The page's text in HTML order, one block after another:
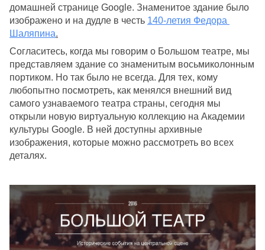
домашней странице Google. Знаменитое здание было
изображено и на дудле в честь 140-летия Федора
Шаляпина.
Согласитесь, когда мы говорим о Большом театре, мы
представляем здание со знаменитым восьмиколонным
портиком. Но так было не всегда. Для тех, кому
любопытно посмотреть, как менялся внешний вид
самого узнаваемого театра страны, сегодня мы
открыли новую виртуальную коллекцию на Академии
культуры Google. В ней доступны архивные
изображения, которые можно рассмотреть во всех
деталях.